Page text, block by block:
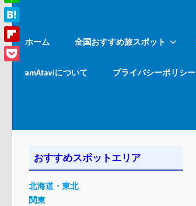
キ
ッ
プ
旅
出
ホーム 全国おすすめ旅スポット
amAtaviについて プライバシーポリシー
おすすめスポットエリア
北海道・東北
関東
Line
Hatena
Flipboard
Pocket